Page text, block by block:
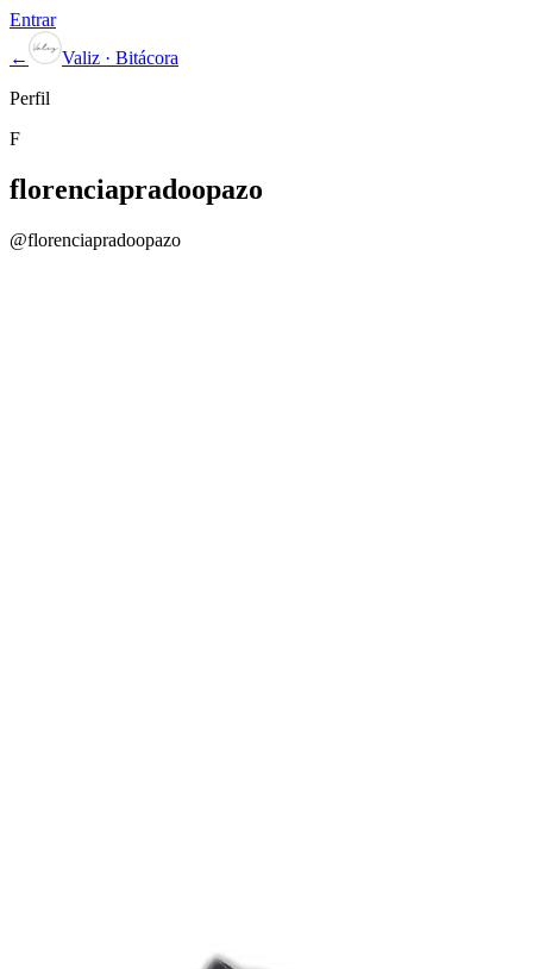
Entrar
←
Valiz · Bitácora
Perfil
F
florenciapradoopazo
@florenciapradoopazo